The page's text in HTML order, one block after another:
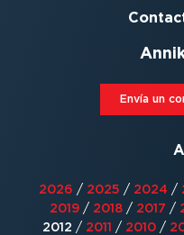
Envía un
2026 / 2025 / 2024 /
2019 / 2018 / 2017 /
2012 / 2011 / 2010 /